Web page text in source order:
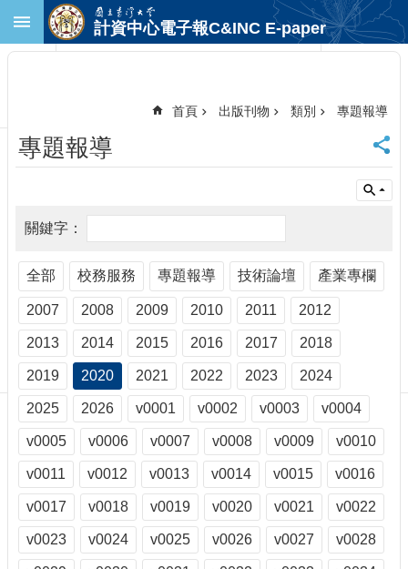
跳到主要內容區塊
首
頁
首
計
中
首
頁
聯
絡
資
訊
訂
閱/
取
消
網
站
導
計資中心電子報C&INC E-paper
首頁 出版刊物 類別 專題報導
專題報導
全部 校務服務 專題報導 技術論壇 產業專欄
2007 2008 2009 2010 2011 2012
2013 2014 2015 2016 2017 2018
2019 2020 2021 2022 2023 2024
2025 2026 v0001 v0002 v0003 v0004
v0005 v0006 v0007 v0008 v0009 v0010
v0011 v0012 v0013 v0014 v0015 v0016
v0017 v0018 v0019 v0020 v0021 v0022
v0023 v0024 v0025 v0026 v0027 v0028